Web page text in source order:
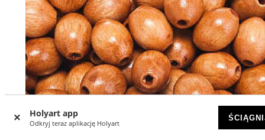
Holyart app
Odkryj teraz aplikację Holyart